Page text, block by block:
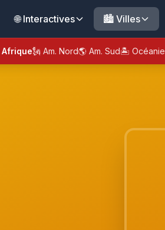
🌐 Interactives 🏙️ Villes
Afrique🗽 Am. Nord🌎 Am. Sud🏝️ Océanie